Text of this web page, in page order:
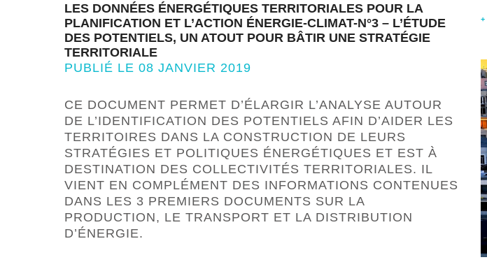
+
LES DONNÉES ÉNERGÉTIQUES TERRITORIALES POUR LA
PLANIFICATION ET L’ACTION ÉNERGIE-CLIMAT-N°3 – L’ÉTUDE
DES POTENTIELS, UN ATOUT POUR BÂTIR UNE STRATÉGIE
TERRITORIALE
PUBLIÉ LE 08 JANVIER 2019
CE DOCUMENT PERMET D’ÉLARGIR L’ANALYSE AUTOUR
DE L’IDENTIFICATION DES POTENTIELS AFIN D’AIDER LES
TERRITOIRES DANS LA CONSTRUCTION DE LEURS
STRATÉGIES ET POLITIQUES ÉNERGÉTIQUES ET EST À
DESTINATION DES COLLECTIVITÉS TERRITORIALES. IL
VIENT EN COMPLÉMENT DES INFORMATIONS CONTENUES
DANS LES 3 PREMIERS DOCUMENTS SUR LA
PRODUCTION, LE TRANSPORT ET LA DISTRIBUTION
D’ÉNERGIE.